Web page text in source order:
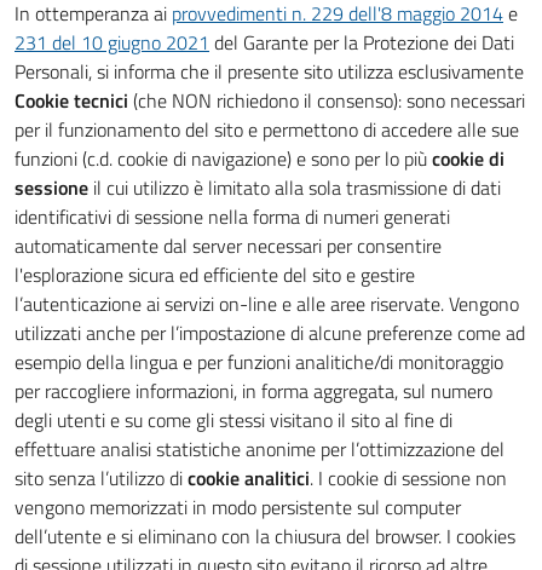
In ottemperanza ai provvedimenti n. 229 dell'8 maggio 2014e
231 del 10 giugno 2021 del Garante per la Protezione dei Dati
Personali, si informa che il presente sito utilizza esclusivamente
Cookie tecnici (che NON richiedono il consenso): sono necessari
per il funzionamento del sito e permettono di accedere alle sue
funzioni (c.d. cookie di navigazione) e sono per lo piùcookie di
sessione il cui utilizzo è limitato alla sola trasmissione di dati
identificativi di sessione nella forma di numeri generati
automaticamente dal server necessari per consentire
l'esplorazione sicura ed efficiente del sito e gestire
l’autenticazione ai servizi on-line e alle aree riservate. Vengono
utilizzati anche per l’impostazione di alcune preferenze come ad
esempio della lingua e per funzioni analitiche/di monitoraggio
per raccogliere informazioni, in forma aggregata, sul numero
degli utenti e su come gli stessi visitano il sito al fine di
effettuare analisi statistiche anonime per l’ottimizzazione del
sito senza l’utilizzo dicookie analitici. I cookie di sessione non
vengono memorizzati in modo persistente sul computer
dell’utente e si eliminano con la chiusura del browser. I cookies